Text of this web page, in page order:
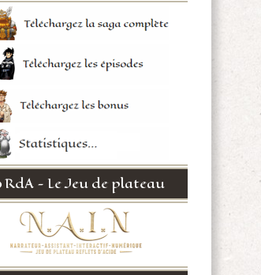
RdA - Le Jeu de plateau